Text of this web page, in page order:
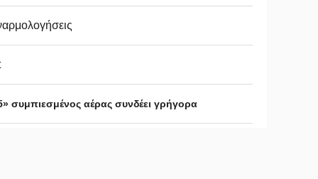
συμπιεσμένος αέρας συνδέει γρήγορα